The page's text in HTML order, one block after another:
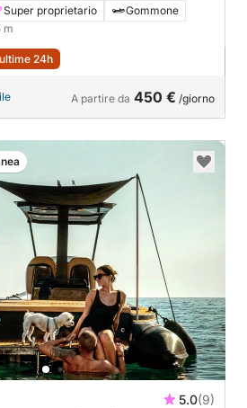
Super proprietario
Gommone
m
24h
A partire da 450 € /giorno
5.0(9)